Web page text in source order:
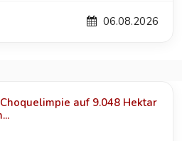
06.08.2026
auf 9.048 Hektar